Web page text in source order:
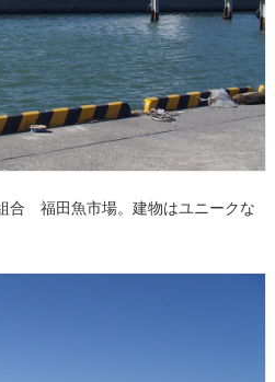
合 福田魚市場。建物はユニークな